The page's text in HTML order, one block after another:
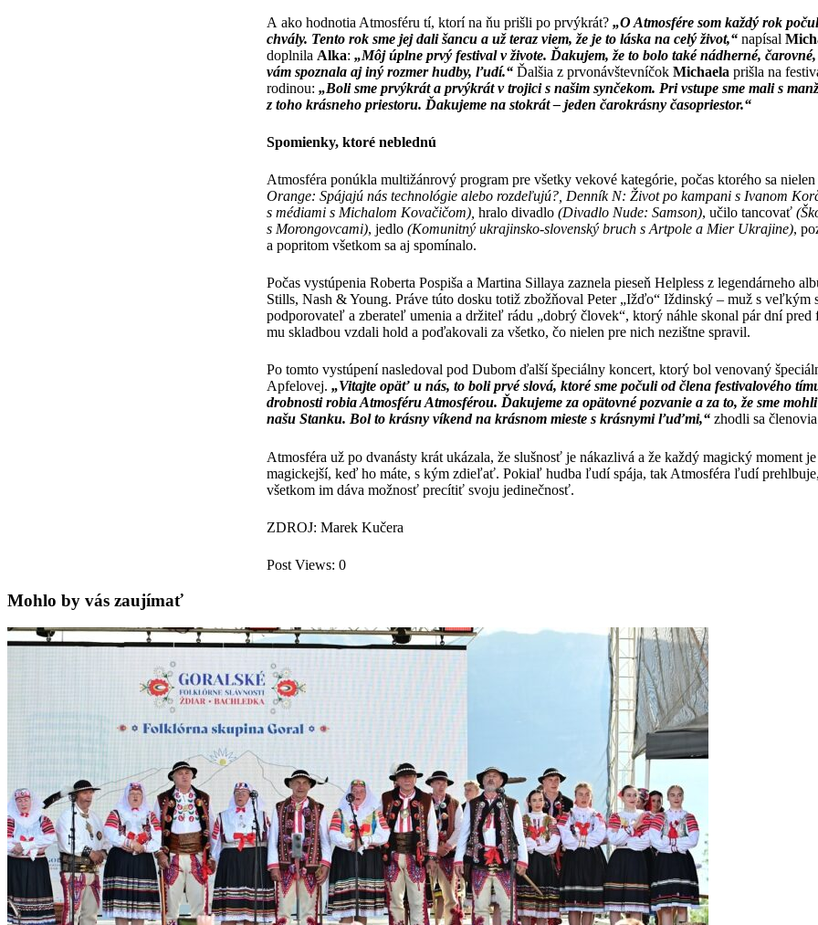
A ako hodnotia Atmosféru tí, ktorí na ňu prišli po prvýkrát? „O Atmosfére som každý rok
chvály. Tento rok sme jej dali šancu a už teraz viem, že je to láska na celý život,“ napísal
doplnila Alka: „Môj úplne prvý festival v živote. Ďakujem, že to bolo také nádherné,
vám spoznala aj iný rozmer hudby, ľudí.“ Ďalšia z prvonávštevníčok Michaela prišla na
rodinou: „Boli sme prvýkrát a prvýkrát v trojici s našim synčekom. Pri vstupe sme mali s
z toho krásneho priestoru. Ďakujeme na stokrát – jeden čarokrásny časopriestor.“
Spomienky, ktoré neblednú
Atmosféra ponúkla multižánrový program pre všetky vekové kategórie, počas ktorého sa
Orange: Spájajú nás technológie alebo rozdeľujú?, Denník N: Život po kampani s Ivanom
s médiami s Michalom Kovačičom), hralo divadlo (Divadlo Nude: Samson), učilo tancovať
s Morongovcami), jedlo (Komunitný ukrajinsko-slovenský bruch s Artpole a Mier Ukrajine),
a popritom všetkom sa aj spomínalo.
Počas vystúpenia Roberta Pospiša a Martina Sillaya zaznela pieseň Helpless z legendárneho
Stills, Nash & Young. Práve túto dosku totiž zbožňoval Peter „Ižďo“ Iždinský – muž s veľkým
podporovateľ a zberateľ umenia a držiteľ rádu „dobrý človek“, ktorý náhle skonal pár dní
mu skladbou vzdali hold a poďakovali za všetko, čo nielen pre nich nezištne spravil.
Po tomto vystúpení nasledoval pod Dubom ďalší špeciálny koncert, ktorý bol venovaný
Apfelovej. „Vitajte opäť u nás, to boli prvé slová, ktoré sme počuli od člena festivalového
drobnosti robia Atmosféru Atmosférou. Ďakujeme za opätovné pozvanie a za to, že sme
našu Stanku. Bol to krásny víkend na krásnom mieste s krásnymi ľuďmi,“ zhodli sa
Atmosféra už po dvanásty krát ukázala, že slušnosť je nákazlivá a že každý magický moment
magickejší, keď ho máte, s kým zdieľať. Pokiaľ hudba ľudí spája, tak Atmosféra ľudí
všetkom im dáva možnosť precítiť svoju jedinečnosť.
ZDROJ: Marek Kučera
Post Views: 0
Mohlo by vás zaujímať